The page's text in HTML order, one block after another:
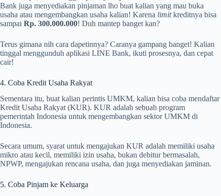
Bank juga menyediakan pinjaman lho buat kalian yang mau buka
usaha atau mengembangkan usaha kalian! Karena limitkreditnya bisa
sampai Rp. 300.000.000! Duh mantep banget kan?
Terus gimana nih cara dapetinnya? Caranya gampang banget! Kalian
tinggal menggunduh aplikasi LINE Bank, ikuti prosesnya, dan cepat
cair!
4. Coba Kredit Usaha Rakyat
Sementara itu, buat kalian perintis UMKM, kalian bisa coba mendaftar
Kredit Usaha Rakyat (KUR). KUR adalah sebuah program
pemerintah Indonesia untuk mengembangkan sektor UMKM di
Indonesia.
Secara umum, syarat untuk mengajukan KUR adalah memiliki usaha
mikro atau kecil, memiliki izin usaha, bukan debitur bermasalah,
NPWP, mengajukan rencana usaha, dan juga menyediakan jaminan.
5. Coba Pinjam ke Keluarga